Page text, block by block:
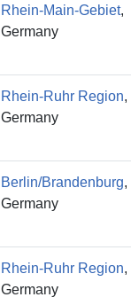
Rhein-Main-Gebiet,
Germany
Rhein-Ruhr Region,
Germany
Berlin/Brandenburg,
Germany
Rhein-Ruhr Region,
Germany